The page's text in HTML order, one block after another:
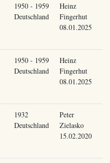
1950 - 1959
Deutschland
Heinz
Fingerhut
08.01.2025
1950 - 1959
Deutschland
Heinz
Fingerhut
08.01.2025
1932
Deutschland
Peter
Zielasko
15.02.2020